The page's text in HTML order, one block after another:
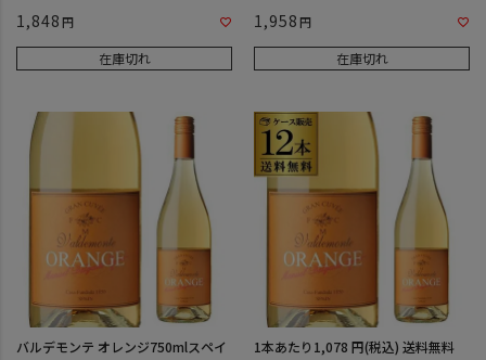
1,848
在庫切れ
1,958
在庫切れ
バルデモンテ オレンジ750mlスペイ
1本あたり1,078 円(税込) 送料無料